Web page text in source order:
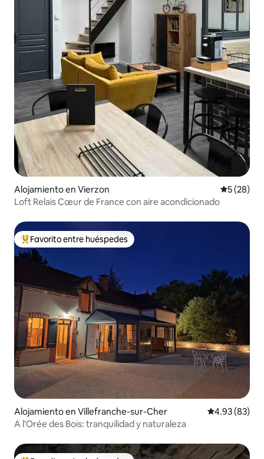
Alojamiento en Vierzon
5 (28)
Loft Relais Cœur de France con aire acondicionado
Favorito entre huéspedes preferido
Favorito entre huéspedes
Alojamiento en Villefranche-sur-Cher Calificación
4.93 (83)
A l'Orée des Bois: tranquilidad y naturaleza